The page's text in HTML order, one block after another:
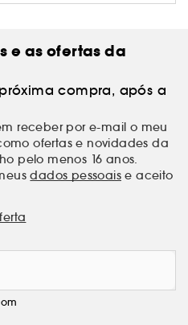
e as ofertas da
compra, após a
receber por e-mail o meu
ofertas e novidades da
pelo menos 16 anos.
dados pessoais e aceito